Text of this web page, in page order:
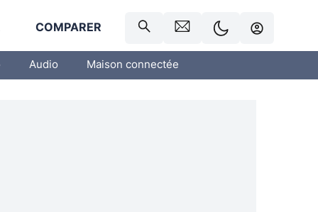
COMPARER
Audio Maison connectée